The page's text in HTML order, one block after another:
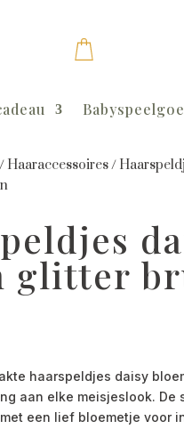
Haaraccessoires/
glitter
haarspeldjes daisy
aan elke meisjeslook. De
een lief bloemetje voor